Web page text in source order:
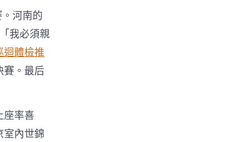
河南的
我必須親
迴體檢推
賽。最后
座率喜
室內世錦